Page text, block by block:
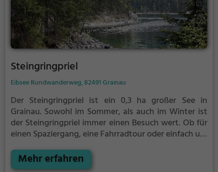
Steingringpriel
Eibsee Rundwanderweg, 82491 Grainau
Der Steingringpriel ist ein 0,3 ha großer See in
Grainau. Sowohl im Sommer, als auch im Winter ist
der Steingringpriel immer einen Besuch wert. Ob für
einen Spaziergang, eine Fahrradtour oder einfach um
zahlreiche Möglichkeiten für Freizeitaktivitäten.
Mehr erfahren